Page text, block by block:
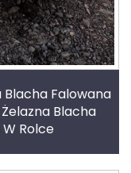
Blacha Falowana
Blacha
Rolce